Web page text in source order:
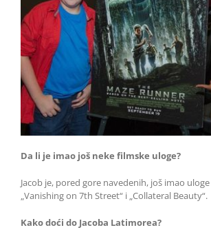
Da li je imao još neke filmske uloge?
Jacob je, pored gore navedenih, još imao
„Vanishing on 7th Street“ i „Collateral Beauty“.
Kako doći do Jacoba Latimorea?